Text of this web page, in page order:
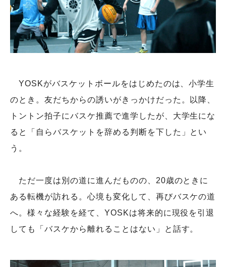
YOSKがバスケットボールをはじめたのは、小学生
のとき。友だちからの誘いがきっかけだった。以降、
トントン拍子にバスケ推薦で進学したが、大学生にな
ると「自らバスケットを辞める判断を下した」とい
う。
ただ一度は別の道に進んだものの、20歳のときに
ある転機が訪れる。心境も変化して、再びバスケの道
へ。様々な経験を経て、YOSKは将来的に現役を引退
しても「バスケから離れることはない」と話す。